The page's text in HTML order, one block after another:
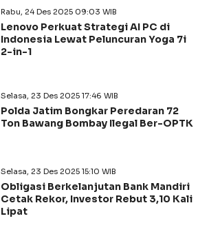
Rabu, 24 Des 2025 09:03 WIB
Lenovo Perkuat Strategi AI PC di
Indonesia Lewat Peluncuran Yoga 7i
2-in-1
Selasa, 23 Des 2025 17:46 WIB
Polda Jatim Bongkar Peredaran 72
Ton Bawang Bombay Ilegal Ber-OPTK
Selasa, 23 Des 2025 15:10 WIB
Obligasi Berkelanjutan Bank Mandiri
Cetak Rekor, Investor Rebut 3,10 Kali
Lipat